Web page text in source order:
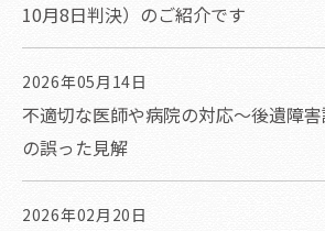
10月8日判決）のご紹介です
2026年05月14日
不適切な医師や病院の対応～後遺障
の誤った見解
2026年02月20日